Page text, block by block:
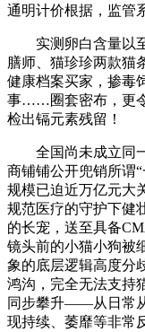
通明计价根据，监管
实测卵白含量以至
膳师、猫珍珍两款猫
健康档案买家，掺毒
事……圈套密布，更
检出镉元素残留！
全国尚未成立同一
商铺铺公开兜销所谓
规模已迫近万亿元大
规范医疗的守护下健
的长宠，送至具备
镜头前的小猫小狗被
象的底层逻辑高度
鸿沟，完全无法支持
同步攀升——从日常
现持续、萎靡等非常